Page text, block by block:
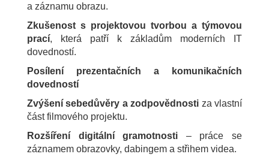
a záznamu obrazu.
Zkušenost s projektovou tvorbou a týmovou
prací, která patří k základům moderních IT
dovedností.
Posílení prezentačních a komunikačních
dovedností
Zvýšení sebedůvěry a zodpovědnosti za vlastní
část filmového projektu.
Rozšíření digitální gramotnosti – práce se
záznamem obrazovky, dabingem a střihem videa.